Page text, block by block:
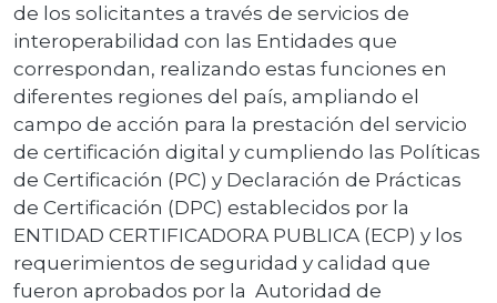
de los solicitantes a través de servicios de
interoperabilidad con las Entidades que
correspondan, realizando estas funciones en
diferentes regiones del país, ampliando el
campo de acción para la prestación del servicio
de certificación digital y cumpliendo las Políticas
de Certificación (PC) y Declaración de Prácticas
de Certificación (DPC) establecidos por la
ENTIDAD CERTIFICADORA PUBLICA (ECP) y los
requerimientos de seguridad y calidad que
fueron aprobados por la Autoridad de